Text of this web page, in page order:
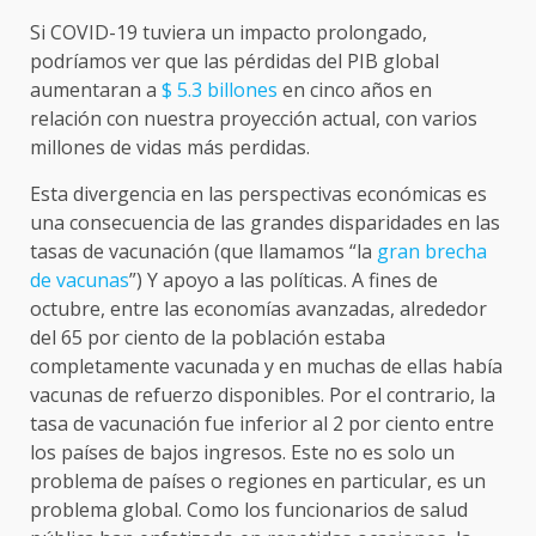
Si COVID-19 tuviera un impacto prolongado,
podríamos ver que las pérdidas del PIB global
aumentaran a $ 5.3 billones en cinco años en
relación con nuestra proyección actual, con varios
millones de vidas más perdidas.
Esta divergencia en las perspectivas económicas es
una consecuencia de las grandes disparidades en las
tasas de vacunación (que llamamos “la gran brecha
de vacunas”) Y apoyo a las políticas. A fines de
octubre, entre las economías avanzadas, alrededor
del 65 por ciento de la población estaba
completamente vacunada y en muchas de ellas había
vacunas de refuerzo disponibles. Por el contrario, la
tasa de vacunación fue inferior al 2 por ciento entre
los países de bajos ingresos. Este no es solo un
problema de países o regiones en particular, es un
problema global. Como los funcionarios de salud